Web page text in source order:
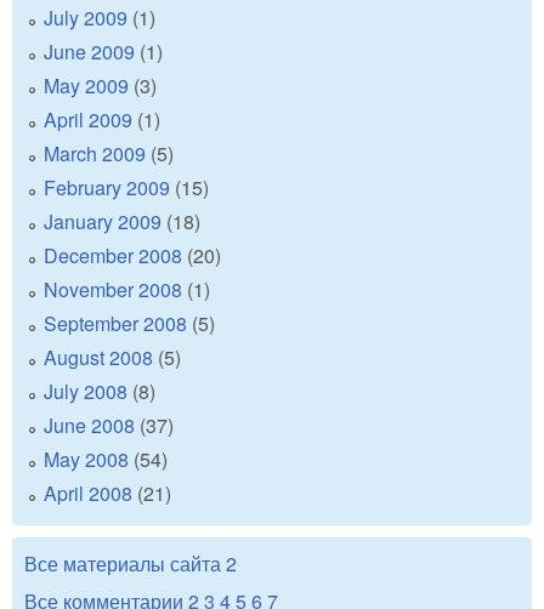
July 2009 (1)
June 2009 (1)
May 2009 (3)
April 2009 (1)
March 2009 (5)
February 2009 (15)
January 2009 (18)
December 2008 (20)
November 2008 (1)
September 2008 (5)
August 2008 (5)
July 2008 (8)
June 2008 (37)
May 2008 (54)
April 2008 (21)
Все материалы сайта2
Все комментарии 2 3 4567